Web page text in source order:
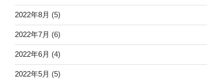
2022年8月 (5)
2022年7月 (6)
2022年6月 (4)
2022年5月 (5)